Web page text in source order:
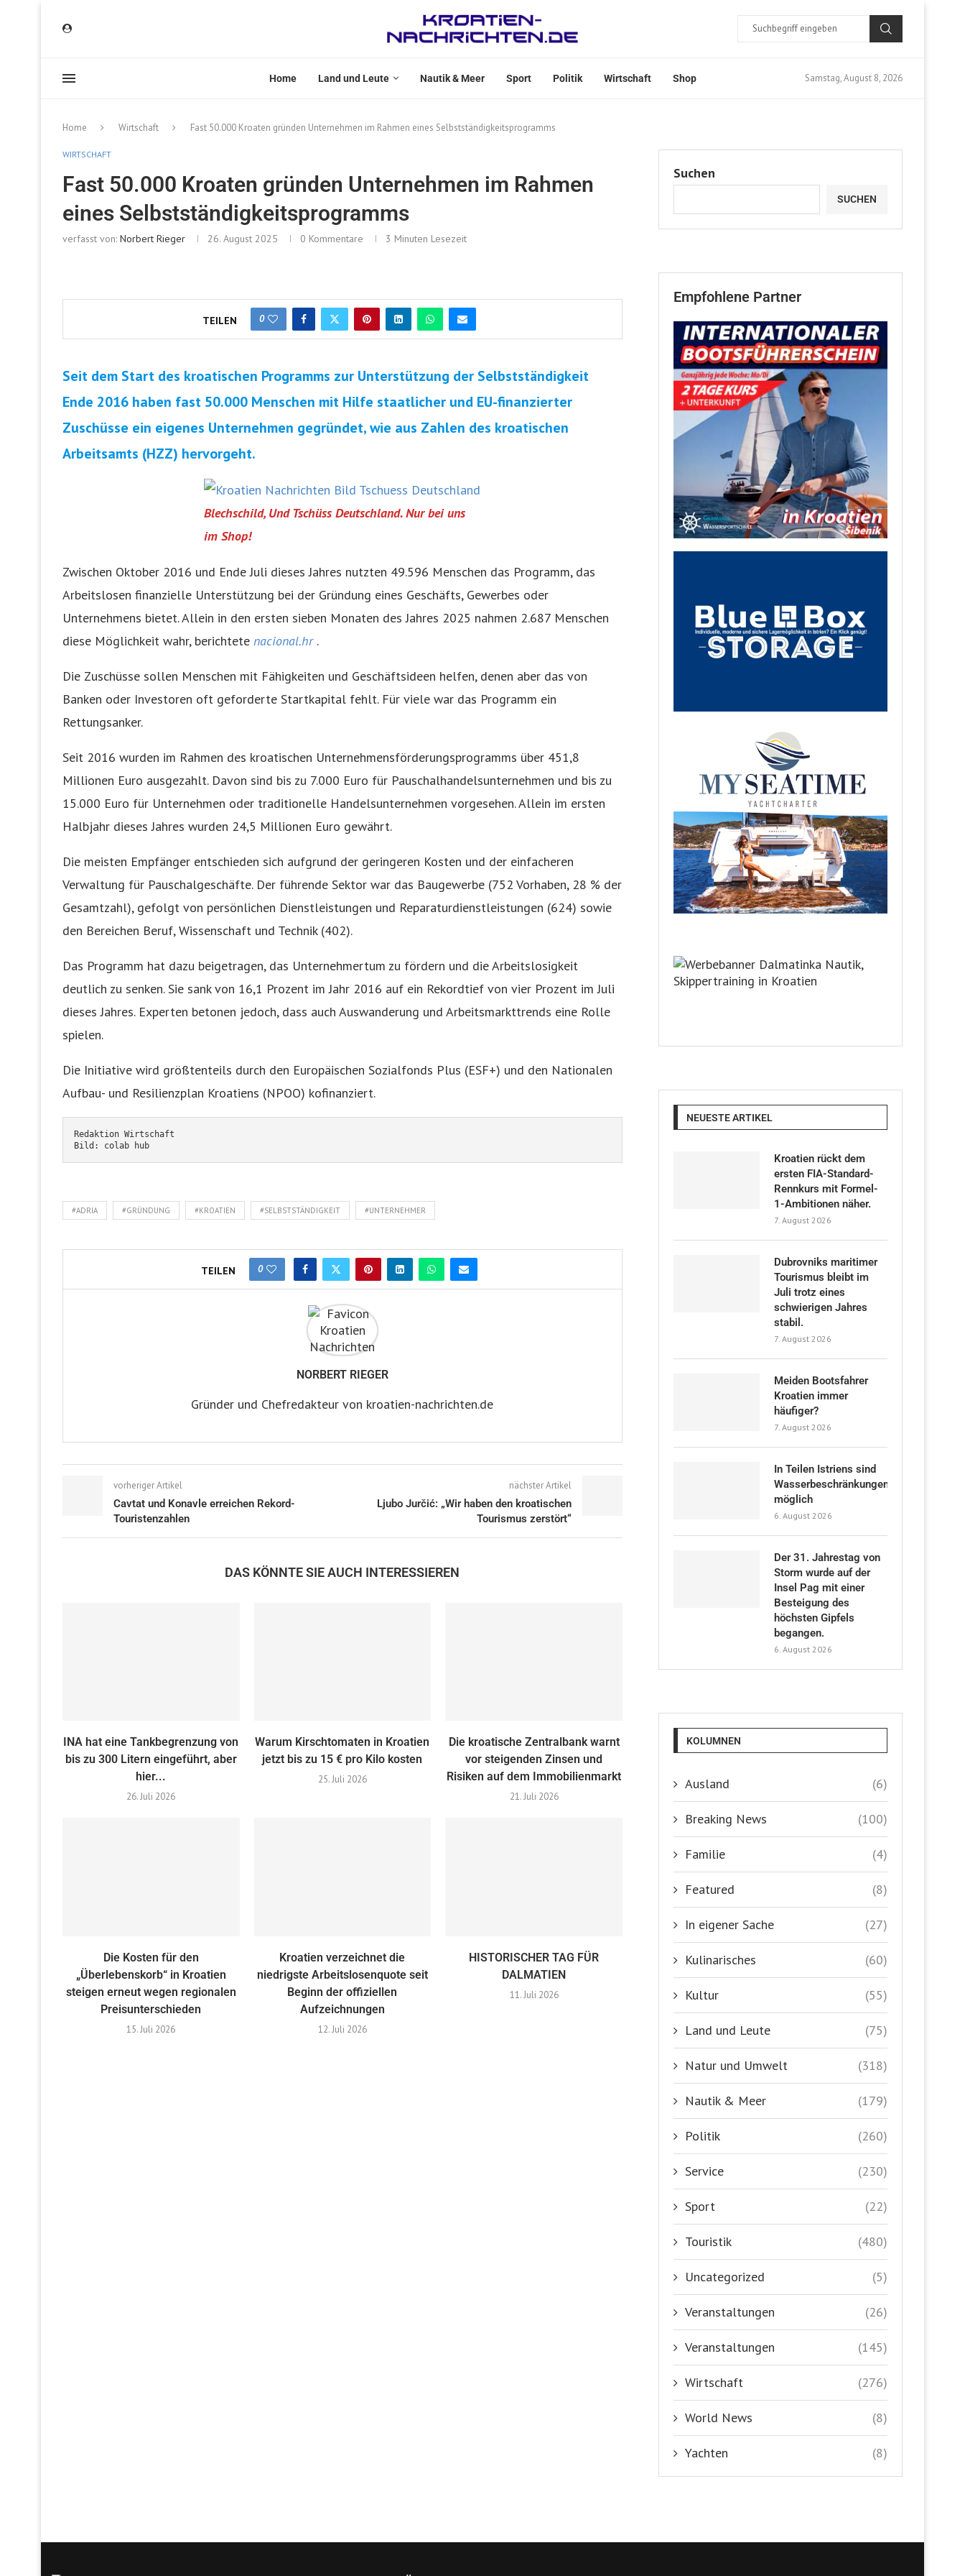
Home Land und Leute Nautik & Meer Sport Politik Wirtschaft Shop Samstag, August 8, 2026
Home Wirtschaft Fast 50.000 Kroaten gründen Unternehmen im Rahmen eines Selbstständigkeitsprogramms
WIRTSCHAFT
Fast 50.000 Kroaten gründen Unternehmen im Rahmen
eines Selbstständigkeitsprogramms
verfasst von: Norbert Rieger 26. August 2025 0 Kommentare 3 Minuten Lesezeit
TEILEN 0
Seit dem Start des kroatischen Programms zur Unterstützung der Selbstständigkeit
Ende 2016 haben fast 50.000 Menschen mit Hilfe staatlicher und EU-finanzierter
Zuschüsse ein eigenes Unternehmen gegründet, wie aus Zahlen des kroatischen
Arbeitsamts (HZZ) hervorgeht.
Blechschild, Und Tschüss Deutschland. Nur bei uns
im Shop!
Zwischen Oktober 2016 und Ende Juli dieses Jahres nutzten 49.596 Menschen das Programm, das
Arbeitslosen finanzielle Unterstützung bei der Gründung eines Geschäfts, Gewerbes oder
Unternehmens bietet. Allein in den ersten sieben Monaten des Jahres 2025 nahmen 2.687 Menschen
diese Möglichkeit wahr, berichtete nacional.hr.
Die Zuschüsse sollen Menschen mit Fähigkeiten und Geschäftsideen helfen, denen aber das von
Banken oder Investoren oft geforderte Startkapital fehlt. Für viele war das Programm ein
Rettungsanker.
Seit 2016 wurden im Rahmen des kroatischen Unternehmensförderungsprogramms über 451,8
Millionen Euro ausgezahlt. Davon sind bis zu 7.000 Euro für Pauschalhandelsunternehmen und bis zu
15.000 Euro für Unternehmen oder traditionelle Handelsunternehmen vorgesehen. Allein im ersten
Halbjahr dieses Jahres wurden 24,5 Millionen Euro gewährt.
Die meisten Empfänger entschieden sich aufgrund der geringeren Kosten und der einfacheren
Verwaltung für Pauschalgeschäfte. Der führende Sektor war das Baugewerbe (752 Vorhaben, 28 % der
Gesamtzahl), gefolgt von persönlichen Dienstleistungen und Reparaturdienstleistungen (624) sowie
den Bereichen Beruf, Wissenschaft und Technik (402).
Das Programm hat dazu beigetragen, das Unternehmertum zu fördern und die Arbeitslosigkeit
deutlich zu senken. Sie sank von 16,1 Prozent im Jahr 2016 auf ein Rekordtief von vier Prozent im Juli
dieses Jahres. Experten betonen jedoch, dass auch Auswanderung und Arbeitsmarkttrends eine Rolle
spielen.
Die Initiative wird größtenteils durch den Europäischen Sozialfonds Plus (ESF+) und den Nationalen
Aufbau- und Resilienzplan Kroatiens (NPOO) kofinanziert.
Redaktion Wirtschaft
Bild: colab hub
#ADRIA #GRÜNDUNG #KROATIEN #SELBSTSTÄNDIGKEIT #UNTERNEHMER
TEILEN 0
NORBERT RIEGER
Gründer und Chefredakteur von kroatien-nachrichten.de
vorheriger Artikel
Cavtat und Konavle erreichen Rekord-
Touristenzahlen
nächster Artikel
Ljubo Jurčić: „Wir haben den kroatischen
Tourismus zerstört“
DAS KÖNNTE SIE AUCH INTERESSIEREN
INA hat eine Tankbegrenzung von
bis zu 300 Litern eingeführt, aber
hier...
26. Juli 2026
Warum Kirschtomaten in Kroatien
jetzt bis zu 15 € pro Kilo kosten
25. Juli 2026
Die kroatische Zentralbank warnt
vor steigenden Zinsen und
Risiken auf dem Immobilienmarkt
21. Juli 2026
Die Kosten für den
„Überlebenskorb“ in Kroatien
steigen erneut wegen regionalen
Preisunterschieden
15. Juli 2026
Kroatien verzeichnet die
niedrigste Arbeitslosenquote seit
Beginn der offiziellen
Aufzeichnungen
12. Juli 2026
HISTORISCHER TAG FÜR
DALMATIEN
11. Juli 2026
Suchen
SUCHEN
Empfohlene Partner
NEUESTE ARTIKEL
Kroatien rückt dem
ersten FIA-Standard-
Rennkurs mit Formel-
1-Ambitionen näher.
7. August 2026
Dubrovniks maritimer
Tourismus bleibt im
Juli trotz eines
schwierigen Jahres
stabil.
7. August 2026
Meiden Bootsfahrer
Kroatien immer
häufiger?
7. August 2026
In Teilen Istriens sind
Wasserbeschränkungen
möglich
6. August 2026
Der 31. Jahrestag von
Storm wurde auf der
Insel Pag mit einer
Besteigung des
höchsten Gipfels
begangen.
6. August 2026
KOLUMNEN
Ausland (6)
Breaking News (100)
Familie (4)
Featured (8)
In eigener Sache (27)
Kulinarisches (60)
Kultur (55)
Land und Leute (75)
Natur und Umwelt (318)
Nautik & Meer (179)
Politik (260)
Service (230)
Sport (22)
Touristik (480)
Uncategorized (5)
Veranstaltungen (26)
Veranstaltungen (145)
Wirtschaft (276)
World News (8)
Yachten (8)